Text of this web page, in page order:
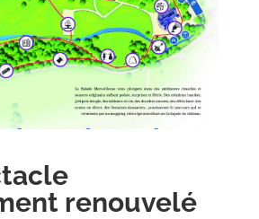
renouvelé